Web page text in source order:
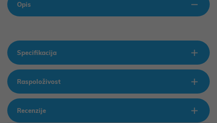
Opis
Specifikacija
Raspoloživost
Recenzije